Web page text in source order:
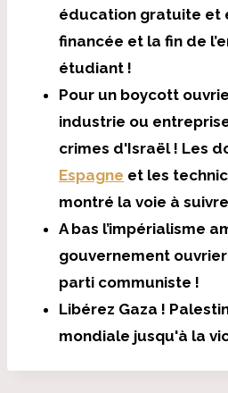
éducation gratuite et
financée et la fin de
étudiant !
Pour un boycott
industrie ou
crimes d'Israël ! Les
Espagne et les
montré la voie à
A bas l’impérialisme
gouvernement
parti communiste !
Libérez Gaza !
mondiale jusqu'à la